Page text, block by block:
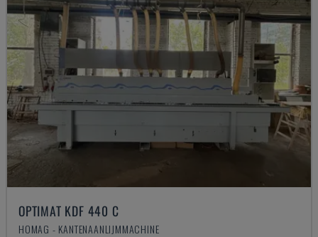
OPTIMAT KDF 440 C
HOMAG - KANTENAANLIJMMACHINE